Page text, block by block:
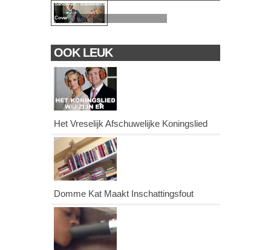
Sandman Backwards
Cover
OOK LEUK
Het Vreselijk Afschuwelijke Koningslied
Domme Kat Maakt Inschattingsfout